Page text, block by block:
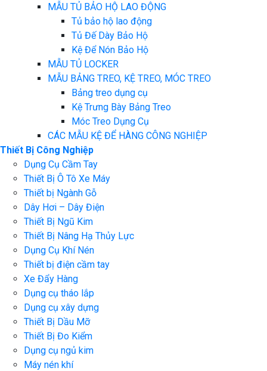
MẪU TỦ BẢO HỘ LAO ĐỘNG
Tủ bảo hộ lao động
Tủ Đế Dày Bảo Hộ
Kệ Để Nón Bảo Hộ
MẪU TỦ LOCKER
MẪU BẢNG TREO, KỆ TREO, MÓC TREO
Bảng treo dụng cụ
Kệ Trưng Bày Bảng Treo
Móc Treo Dụng Cụ
CÁC MẪU KỆ ĐỂ HÀNG CÔNG NGHIỆP
Thiết Bị Công Nghiệp
Dụng Cụ Cầm Tay
Thiết Bị Ô Tô Xe Máy
Thiết bị Ngành Gỗ
Dây Hơi – Dây Điện
Thiết Bị Ngũ Kim
Thiết Bị Nâng Hạ Thủy Lực
Dụng Cụ Khí Nén
Thiết bị điện cầm tay
Xe Đẩy Hàng
Dụng cụ tháo lắp
Dụng cụ xây dựng
Thiết Bị Dầu Mỡ
Thiết Bị Đo Kiểm
Dụng cụ ngủ kim
Máy nén khí